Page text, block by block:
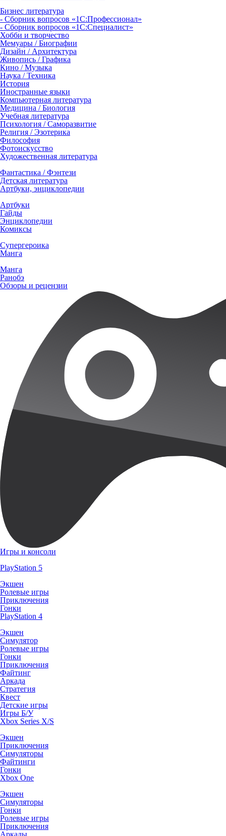
Бизнес литература
- Сборник вопросов «1С:Профессионал»
- Сборник вопросов «1С:Специалист»
Хобби и творчество
Мемуары / Биографии
Дизайн / Архитектура
Живопись / Графика
Кино / Музыка
Наука / Техника
История
Иностранные языки
Компьютерная литература
Медицина / Биология
Учебная литература
Психология / Саморазвитие
Религия / Эзотерика
Философия
Фотоискусство
Художественная литература
Фантастика / Фэнтези
Детская литература
Артбуки, энциклопедии
Артбуки
Гайды
Энциклопедии
Комиксы
Супергероика
Манга
Манга
Ранобэ
Обзоры и рецензии
Игры и консоли
PlayStation 5
Экшен
Ролевые игры
Приключения
Гонки
PlayStation 4
Экшен
Симулятор
Ролевые игры
Гонки
Приключения
Файтинг
Аркада
Стратегия
Квест
Детские игры
Игры Б/У
Xbox Series X/S
Экшен
Приключения
Симуляторы
Файтинги
Гонки
Xbox One
Экшен
Симуляторы
Гонки
Ролевые игры
Приключения
Аркады